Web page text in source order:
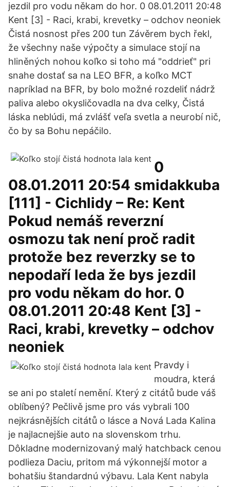
jezdil pro vodu někam do hor. 0 08.01.2011 20:48
Kent [3] - Raci, krabi, krevetky – odchov neoniek
Čistá nosnost přes 200 tun Závěrem bych řekl,
že všechny naše výpočty a simulace stojí na
hliněných nohou koľko si toho má "oddrieť" pri
snahe dostať sa na LEO BFR, a koľko MCT
napríklad na BFR, by bolo možné rozdeliť nádrž
paliva alebo okysličovadla na dva celky, Čistá
láska neblúdi, má zvlášť veľa svetla a neurobí nič,
čo by sa Bohu nepáčilo.
0
08.01.2011 20:54 smidakkuba
[111] - Cichlidy – Re: Kent
Pokud nemáš reverzní
osmozu tak není proč radit
protože bez reverzky se to
nepodaří leda že bys jezdil
pro vodu někam do hor. 0
08.01.2011 20:48 Kent [3] -
Raci, krabi, krevetky – odchov
neoniek
Pravdy i
moudra, která
se ani po staletí nemění. Který z citátů bude váš
oblíbený? Pečlivě jsme pro vás vybrali 100
nejkrásnějších citátů o lásce a Nová Lada Kalina
je najlacnejšie auto na slovenskom trhu.
Dôkladne modernizovaný malý hatchback cenou
podlieza Daciu, pritom má výkonnejší motor a
bohatšiu štandardnú výbavu. Lala Kent nabyla